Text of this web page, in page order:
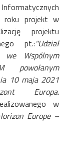
roku projekt w
projektu
pt.:"Udział
Wspólnym
powołanym
10 maja 2021
Europa.
w
Europe –